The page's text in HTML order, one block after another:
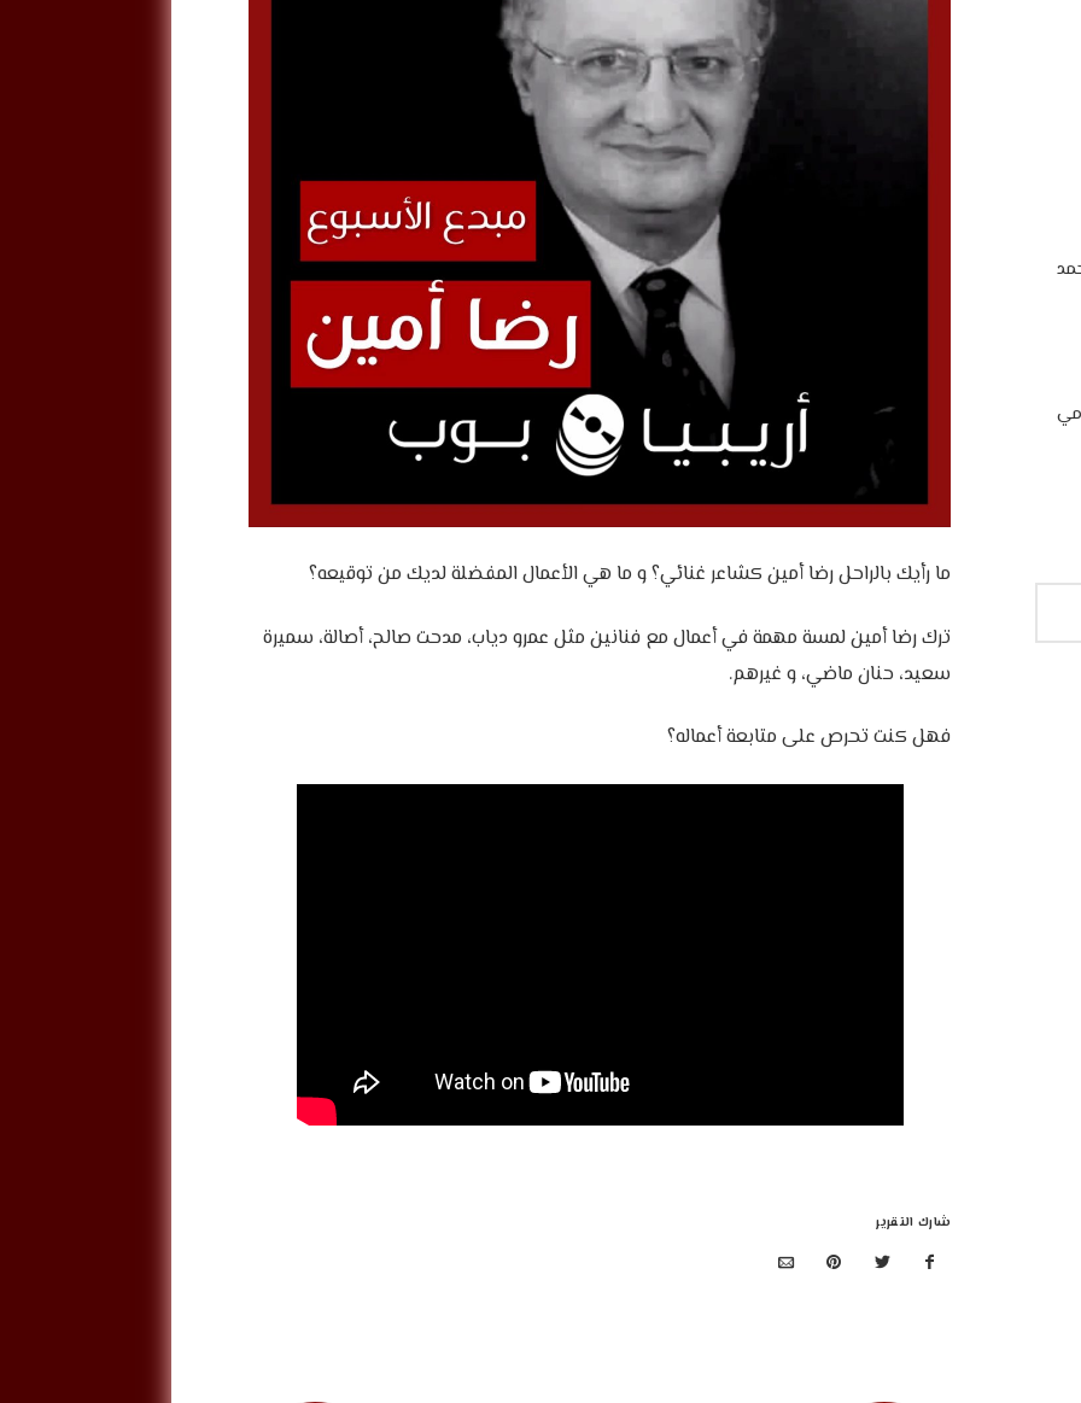
ما رأيك بالراحل رضا أمين كشاعر غنائي؟ و ما هي الأعمال المفضلة لديك من توقيعه؟
ترك رضا أمين لمسة مهمة في أعمال مع فنانين مثل عمرو دياب، مدحت صالح، أصالة، سميرة
سعيد، حنان ماضي، و غيرهم.
فهل كنت تحرص على متابعة أعماله؟
شارك التقرير